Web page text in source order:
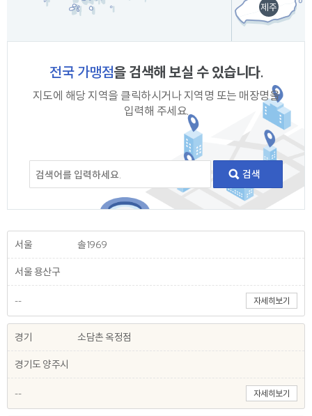
제주
전국 가맹점을 검색해 보실 수 있습니다.
지도에 해당 지역을 클릭하시거나 지역명 또는 매장명을
입력해 주세요.
서울 솔1969
서울 용산구
-- 자세히보기
경기 소담촌 옥정점
경기도 양주시
-- 자세히보기